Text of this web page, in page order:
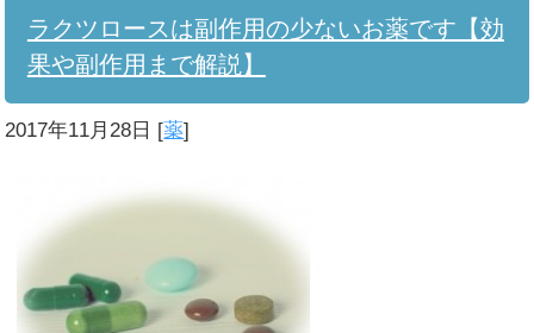
ラクツロースは副作用の少ないお薬です【効
果や副作用まで解説】
2017年11月28日 [薬]